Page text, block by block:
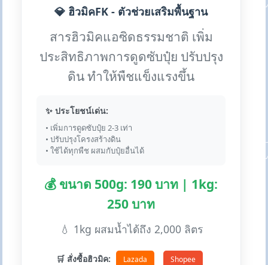
💎 ฮิวมิคFK - ตัวช่วยเสริมพื้นฐาน
สารฮิวมิคแอซิดธรรมชาติ เพิ่ม
ประสิทธิภาพการดูดซับปุ๋ย ปรับปรุง
ดิน ทำให้พืชแข็งแรงขึ้น
✨ ประโยชน์เด่น:
• เพิ่มการดูดซับปุ๋ย 2-3 เท่า
• ปรับปรุงโครงสร้างดิน
• ใช้ได้ทุกพืช ผสมกับปุ๋ยอื่นได้
💰 ขนาด 500g: 190 บาท | 1kg:
250 บาท
💧 1kg ผสมน้ำได้ถึง 2,000 ลิตร
🛒 สั่งซื้อฮิวมิค: Lazada Shopee